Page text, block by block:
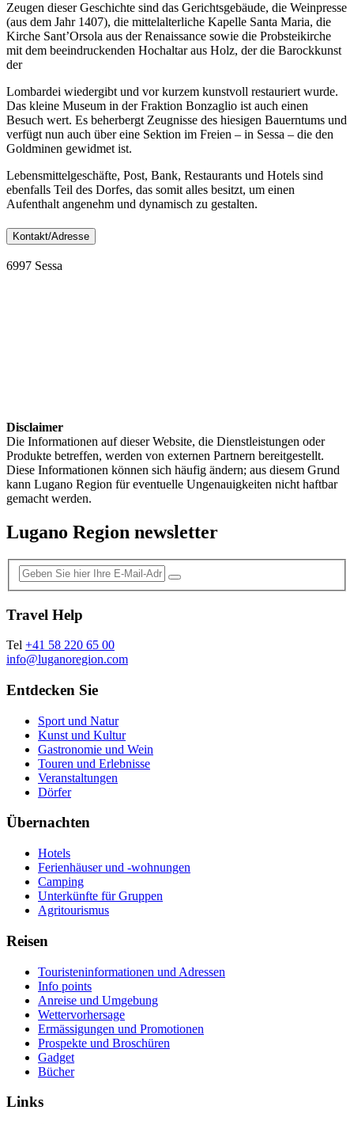
Zeugen dieser Geschichte sind das Gerichtsgebäude, die Weinpresse
(aus dem Jahr 1407), die mittelalterliche Kapelle Santa Maria, die
Kirche Sant’Orsola aus der Renaissance sowie die Probsteikirche
mit dem beeindruckenden Hochaltar aus Holz, der die Barockkunst
der
Lombardei wiedergibt und vor kurzem kunstvoll restauriert wurde.
Das kleine Museum in der Fraktion Bonzaglio ist auch einen
Besuch wert. Es beherbergt Zeugnisse des hiesigen Bauerntums und
verfügt nun auch über eine Sektion im Freien – in Sessa – die den
Goldminen gewidmet ist.
Lebensmittelgeschäfte, Post, Bank, Restaurants und Hotels sind
ebenfalls Teil des Dorfes, das somit alles besitzt, um einen
Aufenthalt angenehm und dynamisch zu gestalten.
Kontakt/Adresse
6997 Sessa
Disclaimer
Die Informationen auf dieser Website, die Dienstleistungen oder
Produkte betreffen, werden von externen Partnern bereitgestellt.
Diese Informationen können sich häufig ändern; aus diesem Grund
kann Lugano Region für eventuelle Ungenauigkeiten nicht haftbar
gemacht werden.
Lugano Region newsletter
Travel Help
Tel +41 58 220 65 00
info@luganoregion.com
Entdecken Sie
Sport und Natur
Kunst und Kultur
Gastronomie und Wein
Touren und Erlebnisse
Veranstaltungen
Dörfer
Übernachten
Hotels
Ferienhäuser und -wohnungen
Camping
Unterkünfte für Gruppen
Agritourismus
Reisen
Touristeninformationen und Adressen
Info points
Anreise und Umgebung
Wettervorhersage
Ermässigungen und Promotionen
Prospekte und Broschüren
Gadget
Bücher
Links